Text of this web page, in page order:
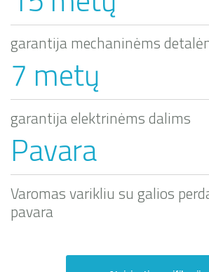
garantija mechaninėms
7 metų
garantija elektrinėms dalims
Pavara
Varomas varikliu su galios
pavara